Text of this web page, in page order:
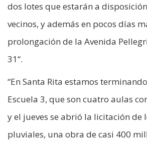
dos lotes que estarán a
vecinos, y además en pocos días
prolongación de la Avenida
31“.
“En Santa Rita estamos
Escuela 3, que son cuatro aulas
y el jueves se abrió la licitación de
pluviales, una obra de casi 400